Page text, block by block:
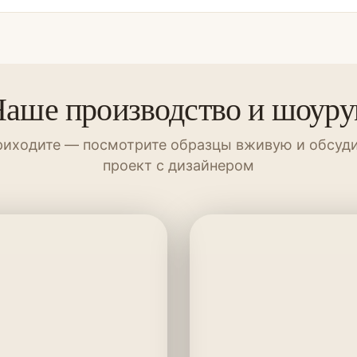
производство и
— посмотрите образцы вживую и
проект с дизайнером